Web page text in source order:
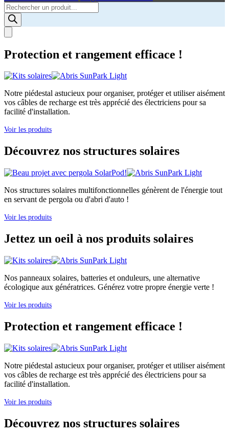
Products
search
Protection et rangement efficace !
Notre piédestal astucieux pour organiser, protéger et utiliser aisément
vos câbles de recharge est très apprécié des électriciens pour sa
facilité d'installation.
Voir les produits
Découvrez nos structures solaires
Nos structures solaires multifonctionnelles génèrent de l'énergie tout
en servant de pergola ou d'abri d'auto !
Voir les produits
Jettez un oeil à nos produits solaires
Nos panneaux solaires, batteries et onduleurs, une alternative
écologique aux génératrices. Générez votre propre énergie verte !
Voir les produits
Protection et rangement efficace !
Notre piédestal astucieux pour organiser, protéger et utiliser aisément
vos câbles de recharge est très apprécié des électriciens pour sa
facilité d'installation.
Voir les produits
Découvrez nos structures solaires